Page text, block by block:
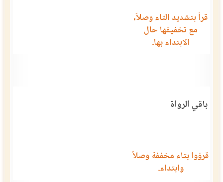
قرأ بتشديد التاء وصلاً،
مع تخفيفها حال
الابتداء بها.
باقي الرواة
قرؤوا بتاء مخففة وصلاً
وابتداء.